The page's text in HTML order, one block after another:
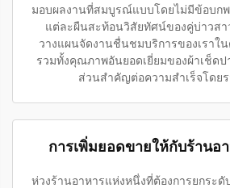
มอบผลงานที่สมบูรณ์แบบโดยไม่มีข้อบกพ
แต่ละผืนสะท้อนวิสัยทัศน์ของคู่บ่าวสา
วางแผนจัดงานชื่นชมบริการของเราใ
รวมทั้งคุณภาพอันยอดเยี่ยมของผ้าเช็ด
ส่วนสำคัญต่อความสำเร็จโดย
การเพิ่มยอดขายให้กับร้านอ
ห่วงร้านอาหารแห่งหนึ่งที่ต้องการยกระ